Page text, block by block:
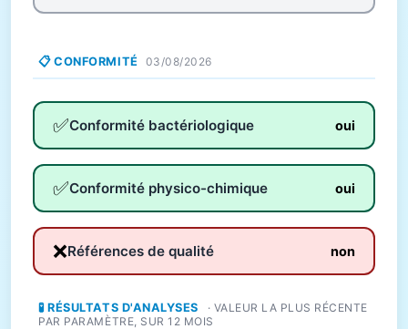
📋 CONFORMITÉ 03/08/2026
✅Conformité bactériologique oui
✅Conformité physico-chimique oui
❌Références de qualité non
🧪 RÉSULTATS D'ANALYSES
· VALEUR LA PLUS RÉCENTE
PAR PARAMÈTRE, SUR 12 MOIS